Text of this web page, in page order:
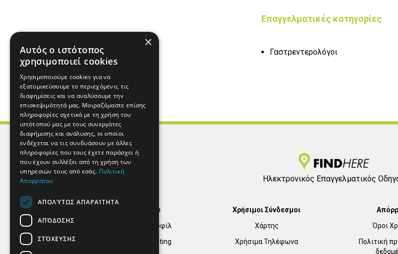
Επαγγελματικές κατηγορίες
Γαστρεντερολόγοι
Ηλεκτρονικός Επαγγελματικός
Find Here
Εταιρικό Προφίλ
Digital marketing
Χρήσιμοι Σύνδεσμοι
Χάρτης
Χρήσιμα Τηλέφωνα
Όροι
Πολιτική
×
Αυτός ο ιστότοπος
χρησιμοποιεί cookies
Χρησιμοποιούμε cookies για να
εξατομικεύσουμε το περιεχόμενο, τις
διαφημίσεις και να αναλύσουμε την
επισκεψιμότητά μας. Μοιραζόμαστε επίσης
πληροφορίες σχετικά με τη χρήση του
ιστότοπού μας με τους συνεργάτες
διαφήμισης και ανάλυσης, οι οποίοι
ενδέχεται να τις συνδυάσουν με άλλες
πληροφορίες που τους έχετε παράσχει ή
που έχουν συλλέξει από τη χρήση των
υπηρεσιών τους από εσάς. Πολιτική
Απορρήτου
ΑΠΟΛΎΤΩΣ ΑΠΑΡΑΊΤΗΤΑ
ΑΠΌΔΟΣΗΣ
ΣΤΌΧΕΥΣΗΣ